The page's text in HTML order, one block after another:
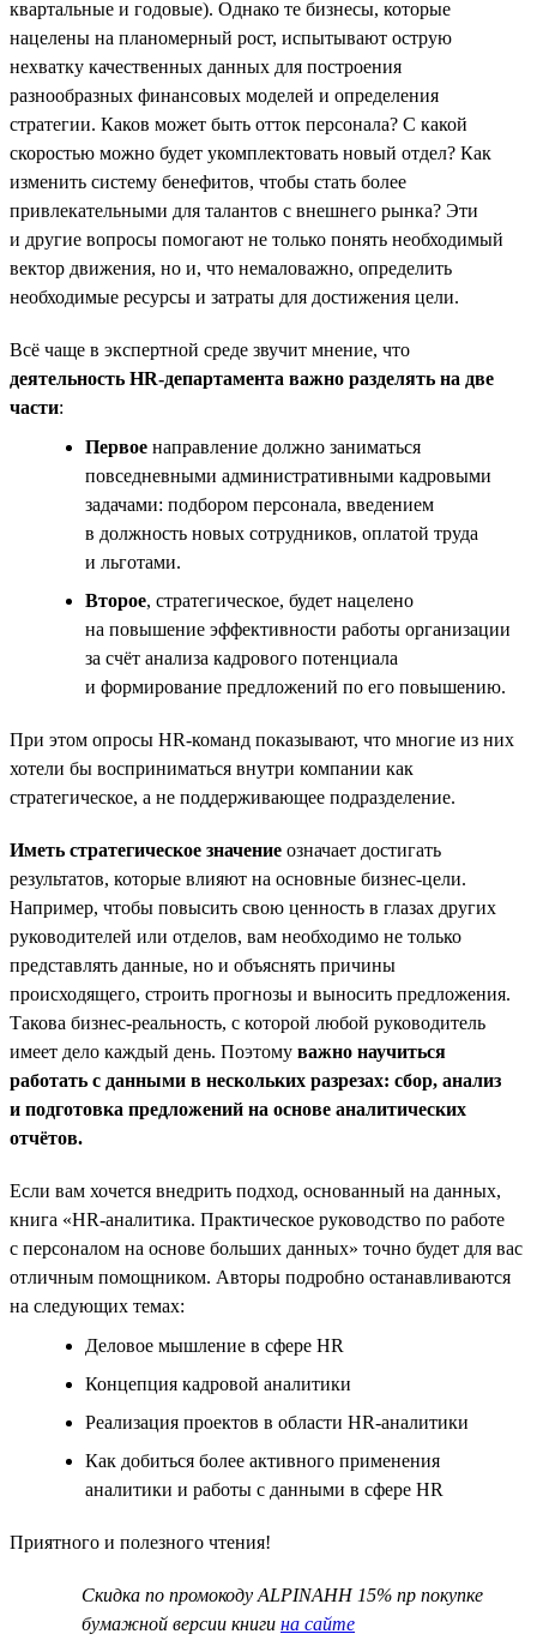
квартальные и годовые). Однако те бизнесы, которые
нацелены на планомерный рост, испытывают острую
нехватку качественных данных для построения
разнообразных финансовых моделей и определения
стратегии. Каков может быть отток персонала? С какой
скоростью можно будет укомплектовать новый отдел? Как
изменить систему бенефитов, чтобы стать более
привлекательными для талантов с внешнего рынка? Эти
и другие вопросы помогают не только понять необходимый
вектор движения, но и, что немаловажно, определить
необходимые ресурсы и затраты для достижения цели.
Всё чаще в экспертной среде звучит мнение, что
деятельность HR-департамента важно разделять на две
части:
Первое направление должно заниматься
повседневными административными кадровыми
задачами: подбором персонала, введением
в должность новых сотрудников, оплатой труда
и льготами.
Второе, стратегическое, будет нацелено
на повышение эффективности работы организации
за счёт анализа кадрового потенциала
и формирование предложений по его повышению.
При этом опросы HR-команд показывают, что многие из них
хотели бы восприниматься внутри компании как
стратегическое, а не поддерживающее подразделение.
Иметь стратегическое значение означает достигать
результатов, которые влияют на основные бизнес-цели.
Например, чтобы повысить свою ценность в глазах других
руководителей или отделов, вам необходимо не только
представлять данные, но и объяснять причины
происходящего, строить прогнозы и выносить предложения.
Такова бизнес-реальность, с которой любой руководитель
имеет дело каждый день. Поэтому важно научиться
работать с данными в нескольких разрезах: сбор, анализ
и подготовка предложений на основе аналитических
отчётов.
Если вам хочется внедрить подход, основанный на данных,
книга «HR-аналитика. Практическое руководство по работе
с персоналом на основе больших данных» точно будет для вас
отличным помощником. Авторы подробно останавливаются
на следующих темах:
Деловое мышление в сфере HR
Концепция кадровой аналитики
Реализация проектов в области HR-аналитики
Как добиться более активного применения
аналитики и работы с данными в сфере HR
Приятного и полезного чтения!
Скидка по промокоду ALPINAHH 15% пр покупке
бумажной версии книги на сайте